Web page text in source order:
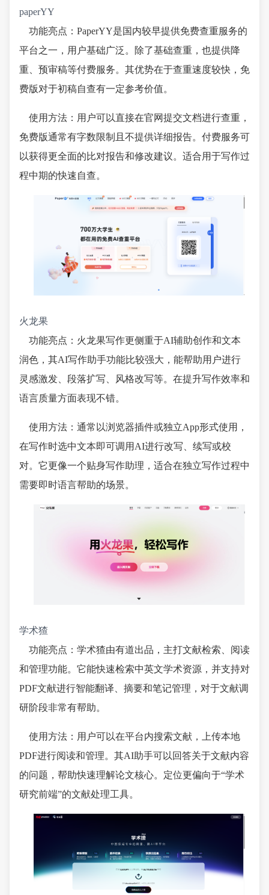
paperYY
功能亮点：PaperYY是国内较早提供免费查重服务的
平台之一，用户基础广泛。除了基础查重，也提供降
重、预审稿等付费服务。其优势在于查重速度较快，免
费版对于初稿自查有一定参考价值。
使用方法：用户可以直接在官网提交文档进行查重，
免费版通常有字数限制且不提供详细报告。付费服务可
以获得更全面的比对报告和修改建议。适合用于写作过
程中期的快速自查。
火龙果
功能亮点：火龙果写作更侧重于AI辅助创作和文本
润色，其AI写作助手功能比较强大，能帮助用户进行
灵感激发、段落扩写、风格改写等。在提升写作效率和
语言质量方面表现不错。
使用方法：通常以浏览器插件或独立App形式使用，
在写作时选中文本即可调用AI进行改写、续写或校
对。它更像一个贴身写作助理，适合在独立写作过程中
需要即时语言帮助的场景。
学术猹
功能亮点：学术猹由有道出品，主打文献检索、阅读
和管理功能。它能快速检索中英文学术资源，并支持对
PDF文献进行智能翻译、摘要和笔记管理，对于文献调
研阶段非常有帮助。
使用方法：用户可以在平台内搜索文献，上传本地
PDF进行阅读和管理。其AI助手可以回答关于文献内容
的问题，帮助快速理解论文核心。定位更偏向于“学术
研究前端”的文献处理工具。